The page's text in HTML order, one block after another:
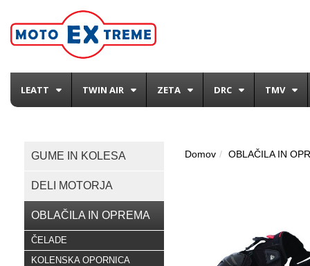
LEATT TWIN AIR ZETA DRC TMV
GUME IN KOLESA
DELI MOTORJA
OBLAČILA IN OPREMA
ČELADE
KOLENSKA OPORNICA
Domov OBLAČILA IN